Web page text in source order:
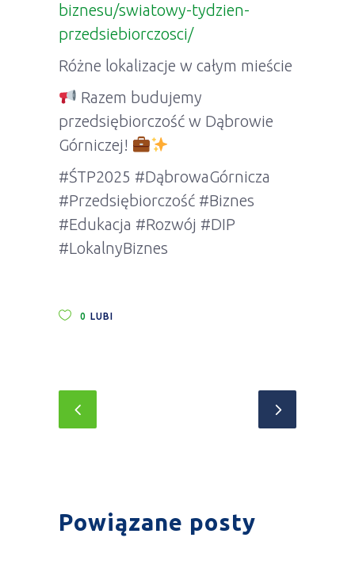
biznesu/swiatowy-tydzien-
przedsiebiorczosci/
Różne lokalizacje w całym mieście
Razem budujemy
przedsiębiorczość w Dąbrowie
Górniczej!
#ŚTP2025 #DąbrowaGórnicza
#Przedsiębiorczość #Biznes
#Edukacja #Rozwój #DIP
#LokalnyBiznes
0 LUBI
Powiązane posty